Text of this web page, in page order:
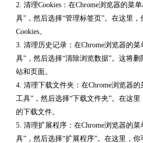
2. 清理Cookies：在Chrome浏览器的菜
具”，然后选择“管理标签页”。在这里
Cookies。
3. 清理历史记录：在Chrome浏览器的菜
具”，然后选择“清除浏览数据”。这将
站和页面。
4. 清理下载文件夹：在Chrome浏览器
工具”，然后选择“下载文件夹”。在这
的下载文件。
5. 清理扩展程序：在Chrome浏览器的菜
具”，然后选择“扩展程序”。在这里，